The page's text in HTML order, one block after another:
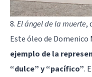
8.El ángel de la muerte,
Este óleo de
ejemplo de la
“dulce” y “pacífico”.